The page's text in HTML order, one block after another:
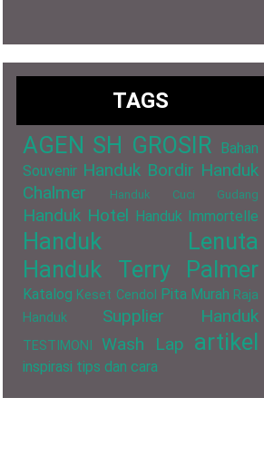
TAGS
AGEN SH GROSIR Bahan
Souvenir Handuk Bordir Handuk
Chalmer
Handuk Cuci Gudang
Handuk Hotel Handuk Immortelle
Handuk Lenuta
Handuk Terry Palmer
Katalog Keset Cendol Pita Murah Raja
Handuk
Supplier Handuk
TESTIMONI Wash Lap artikel
inspirasi tips dan cara